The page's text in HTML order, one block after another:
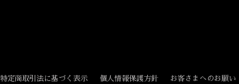
特定商取引法に基づく表示 個人情報保護方針 お客さまへのお願い